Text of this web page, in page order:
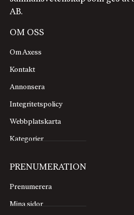
AB.
OM OSS
Om Axess
Kontakt
Annonsera
Integritetspolicy
Webbplatskarta
Kategorier
PRENUMERATION
Prenumerera
Mina sidor